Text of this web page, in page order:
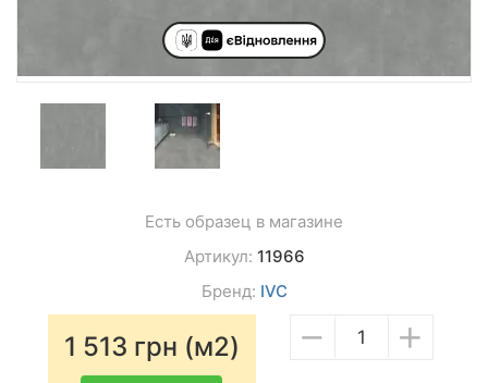
Есть образец в магазине
Артикул: 11966
Бренд: IVC
1 513 грн (м2) − +